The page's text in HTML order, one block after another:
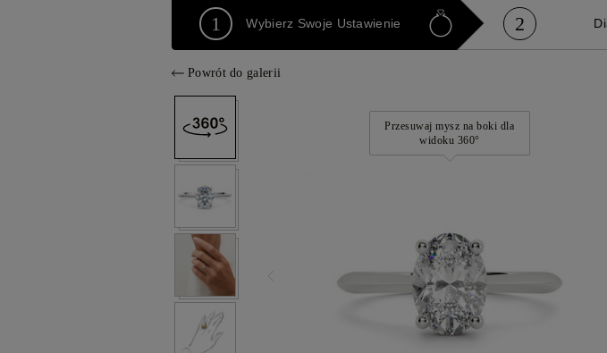
1 Wybierz Swoje Ustawienie 2
Powrót do galerii
Przesuwaj mysz na boki dla
widoku 360°